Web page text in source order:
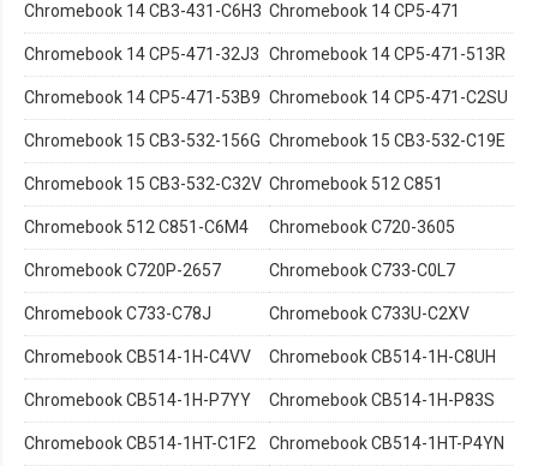
Chromebook 14 CB3-431-C6H3 Chromebook 14 CP5-471
Chromebook 14 CP5-471-32J3 Chromebook 14 CP5-471-513R
Chromebook 14 CP5-471-53B9 Chromebook 14 CP5-471-C2SU
Chromebook 15 CB3-532-156G Chromebook 15 CB3-532-C19E
Chromebook 15 CB3-532-C32V Chromebook 512 C851
Chromebook 512 C851-C6M4 Chromebook C720-3605
Chromebook C720P-2657 Chromebook C733-C0L7
Chromebook C733-C78J Chromebook C733U-C2XV
Chromebook CB514-1H-C4VV Chromebook CB514-1H-C8UH
Chromebook CB514-1H-P7YY Chromebook CB514-1H-P83S
Chromebook CB514-1HT-C1F2 Chromebook CB514-1HT-P4YN